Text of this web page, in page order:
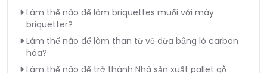
Làm thế nào để làm briquettes muối với máy
briquetter?
Làm thế nào để làm than từ vỏ dừa bằng lò carbon
hóa?
Làm thế nào để trở thành Nhà sản xuất pallet gỗ